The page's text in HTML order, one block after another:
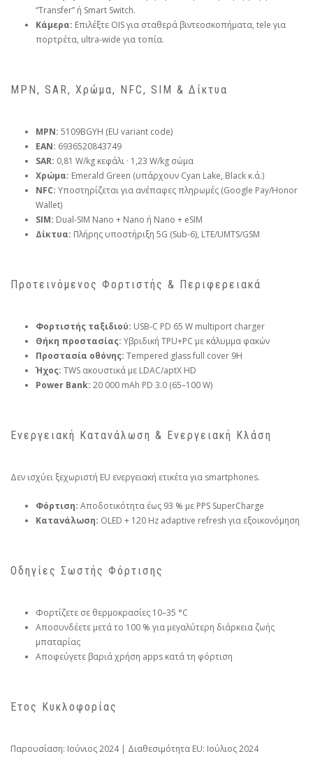
“Transfer” ή Smart Switch.
Κάμερα: Επιλέξτε OIS για σταθερά βιντεοσκοπήματα, tele για
πορτρέτα, ultra-wide για τοπία.
MPN, SAR, Χρώμα, NFC, SIM & Δίκτυα
MPN: 5109BGYH (EU variant code)
EAN: 6936520843749
SAR: 0,81 W/kg κεφάλι · 1,23 W/kg σώμα
Χρώμα: Emerald Green (υπάρχουν Cyan Lake, Black κ.ά.)
NFC: Υποστηρίζεται για ανέπαφες πληρωμές (Google Pay/Honor
Wallet)
SIM: Dual-SIM Nano + Nano ή Nano + eSIM
Δίκτυα: Πλήρης υποστήριξη 5G (Sub-6), LTE/UMTS/GSM
Προτεινόμενος Φορτιστής & Περιφερειακά
Φορτιστής ταξιδιού: USB-C PD 65 W multiport charger
Θήκη προστασίας: Υβριδική TPU+PC με κάλυμμα φακών
Προστασία οθόνης: Tempered glass full cover 9H
Ήχος: TWS ακουστικά με LDAC/aptX HD
Power Bank: 20 000 mAh PD 3.0 (65–100 W)
Ενεργειακή Κατανάλωση & Ενεργειακή Κλάση
Δεν ισχύει ξεχωριστή EU ενεργειακή ετικέτα για smartphones.
Φόρτιση: Αποδοτικότητα έως 93 % με PPS SuperCharge
Κατανάλωση: OLED + 120 Hz adaptive refresh για εξοικονόμηση
Οδηγίες Σωστής Φόρτισης
Φορτίζετε σε θερμοκρασίες 10–35 °C
Αποσυνδέετε μετά το 100 % για μεγαλύτερη διάρκεια ζωής
μπαταρίας
Αποφεύγετε βαριά χρήση apps κατά τη φόρτιση
Έτος Κυκλοφορίας
Παρουσίαση: Ιούνιος 2024 | Διαθεσιμότητα EU: Ιούλιος 2024